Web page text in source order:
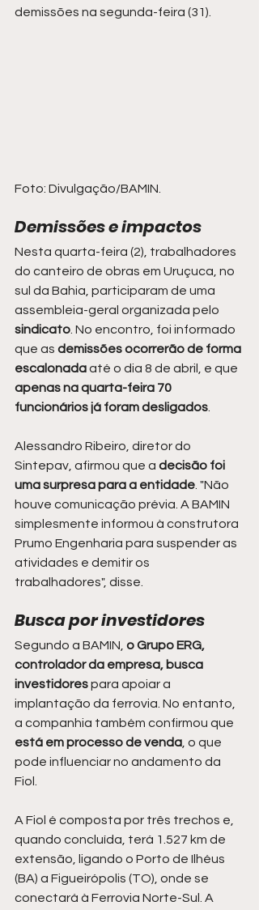
demissões na segunda-feira (31).
Foto: Divulgação/BAMIN.
Demissões e impactos
Nesta quarta-feira (2), trabalhadores
do canteiro de obras em Uruçuca, no
sul da Bahia, participaram de uma
assembleia-geral organizada pelo
sindicato. No encontro, foi informado
que as demissões ocorrerão de forma
escalonada até o dia 8 de abril, e que
apenas na quarta-feira 70
funcionários já foram desligados.
Alessandro Ribeiro, diretor do
Sintepav, afirmou que a decisão foi
uma surpresa para a entidade. "Não
houve comunicação prévia. A BAMIN
simplesmente informou à construtora
Prumo Engenharia para suspender as
atividades e demitir os
trabalhadores", disse.
Busca por investidores
Segundo a BAMIN, o Grupo ERG,
controlador da empresa, busca
investidores para apoiar a
implantação da ferrovia. No entanto,
a companhia também confirmou que
está em processo de venda, o que
pode influenciar no andamento da
Fiol.
A Fiol é composta por três trechos e,
quando concluída, terá 1.527 km de
extensão, ligando o Porto de Ilhéus
(BA) a Figueirópolis (TO), onde se
conectará à Ferrovia Norte-Sul. A